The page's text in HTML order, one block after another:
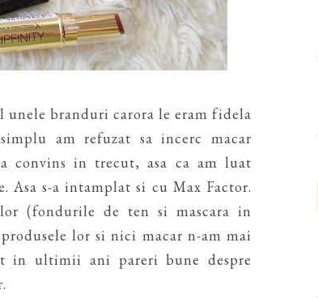
branduri carora le eram fidela
am refuzat sa incerc macar
convins in trecut, asa ca am luat
s-a intamplat si cu Max Factor.
(fondurile de ten si mascara in
lor si nici macar n-am mai
in ultimii ani pareri bune despre